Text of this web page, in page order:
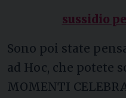
sussidio
Sono poi state
ad Hoc, che potete
MOMENTI